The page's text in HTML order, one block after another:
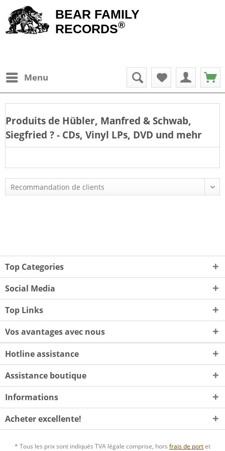
BEAR FAMILY
RECORDS®
Menu
Produits de Hübler, Manfred & Schwab,
Siegfried ? - CDs, Vinyl LPs, DVD und mehr
Top Categories
Social Media
Top Links
Vos avantages avec nous
Hotline assistance
Assistance boutique
Informations
Acheter excellente!
* Tous les prix sont indiqués TVA légale comprise, hors frais de portet